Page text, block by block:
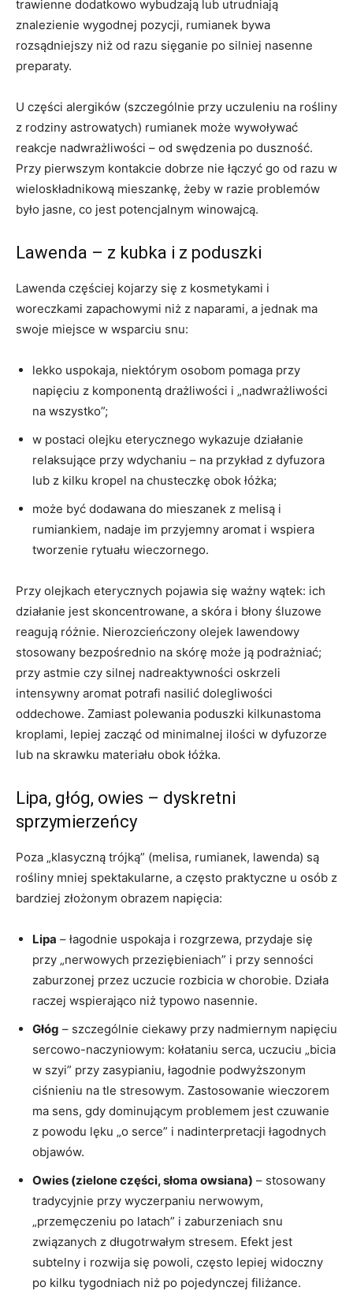
trawienne dodatkowo wybudzają lub utrudniają
znalezienie wygodnej pozycji, rumianek bywa
rozsądniejszy niż od razu sięganie po silniej nasenne
preparaty.
U części alergików (szczególnie przy uczuleniu na rośliny
z rodziny astrowatych) rumianek może wywoływać
reakcje nadwrażliwości – od swędzenia po duszność.
Przy pierwszym kontakcie dobrze nie łączyć go od razu w
wieloskładnikową mieszankę, żeby w razie problemów
było jasne, co jest potencjalnym winowajcą.
Lawenda – z kubka i z poduszki
Lawenda częściej kojarzy się z kosmetykami i
woreczkami zapachowymi niż z naparami, a jednak ma
swoje miejsce w wsparciu snu:
lekko uspokaja, niektórym osobom pomaga przy
napięciu z komponentą drażliwości i „nadwrażliwości
na wszystko”;
w postaci olejku eterycznego wykazuje działanie
relaksujące przy wdychaniu – na przykład z dyfuzora
lub z kilku kropel na chusteczkę obok łóżka;
może być dodawana do mieszanek z melisą i
rumiankiem, nadaje im przyjemny aromat i wspiera
tworzenie rytuału wieczornego.
Przy olejkach eterycznych pojawia się ważny wątek: ich
działanie jest skoncentrowane, a skóra i błony śluzowe
reagują różnie. Nierozcieńczony olejek lawendowy
stosowany bezpośrednio na skórę może ją podrażniać;
przy astmie czy silnej nadreaktywności oskrzeli
intensywny aromat potrafi nasilić dolegliwości
oddechowe. Zamiast polewania poduszki kilkunastoma
kroplami, lepiej zacząć od minimalnej ilości w dyfuzorze
lub na skrawku materiału obok łóżka.
Lipa, głóg, owies – dyskretni
sprzymierzeńcy
Poza „klasyczną trójką” (melisa, rumianek, lawenda) są
rośliny mniej spektakularne, a często praktyczne u osób z
bardziej złożonym obrazem napięcia:
Lipa – łagodnie uspokaja i rozgrzewa, przydaje się
przy „nerwowych przeziębieniach” i przy senności
zaburzonej przez uczucie rozbicia w chorobie. Działa
raczej wspierająco niż typowo nasennie.
Głóg – szczególnie ciekawy przy nadmiernym napięciu
sercowo-naczyniowym: kołataniu serca, uczuciu „bicia
w szyi” przy zasypianiu, łagodnie podwyższonym
ciśnieniu na tle stresowym. Zastosowanie wieczorem
ma sens, gdy dominującym problemem jest czuwanie
z powodu lęku „o serce” i nadinterpretacji łagodnych
objawów.
Owies (zielone części, słoma owsiana) – stosowany
tradycyjnie przy wyczerpaniu nerwowym,
„przemęczeniu po latach” i zaburzeniach snu
związanych z długotrwałym stresem. Efekt jest
subtelny i rozwija się powoli, często lepiej widoczny
po kilku tygodniach niż po pojedynczej filiżance.